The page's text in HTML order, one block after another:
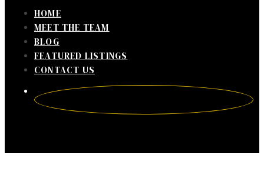
HOME
MEET THE TEAM
BLOG
FEATURED LISTINGS
CONTACT US